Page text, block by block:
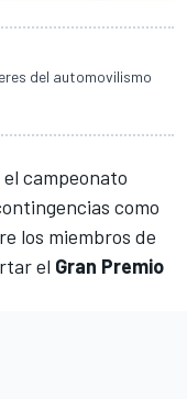
del automovilismo
campeonato
como
los miembros de
el Gran Premio